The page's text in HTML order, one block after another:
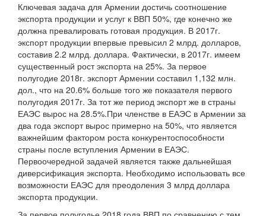
Ключевая задача для Армении достичь соотношение
экспорта продукции и услуг к ВВП 50%, где конечно же
должна превалировать готовая продукция. В 2017г.
экспорт продукции впервые превысил 2 млрд. долларов,
составив 2.2 млрд. доллара. Фактически, в 2017г. имеем
существенный рост экспорта на 25%. За первое
полугодие 2018г. экспорт Армении составил 1,132 млн.
дол., что на 20.6% больше того же показателя первого
полугодия 2017г. За тот же период экспорт же в страны
ЕАЭС вырос на 28.5%.При членстве в ЕАЭС в Армении за
два года экспорт вырос примерно на 50%, что является
важнейшим фактором роста конкурентоспо­собности
страны после вступления Армении в ЕАЭС.
Первоочередной задачей является также дальнейшая
диверсификация экспорта. Необходимо использовать все
возможности ЕАЭС для преодоления 3 млрд доллара
экспорта продукции.